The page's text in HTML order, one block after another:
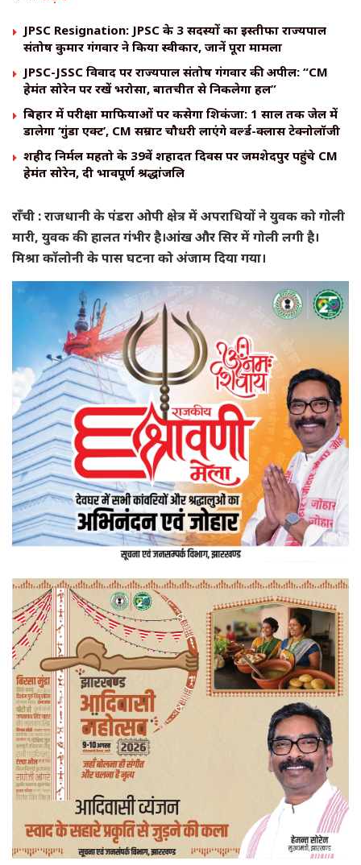
JPSC Resignation: JPSC के 3 सदस्यों का इस्तीफा राज्यपाल
संतोष कुमार गंगवार ने किया स्वीकार, जानें पूरा मामला
JPSC-JSSC विवाद पर राज्यपाल संतोष गंगवार की अपील: “CM
हेमंत सोरेन पर रखें भरोसा, बातचीत से निकलेगा हल”
बिहार में परीक्षा माफियाओं पर कसेगा शिकंजा: 1 साल तक जेल में
डालेगा ‘गुंडा एक्ट’, CM सम्राट चौधरी लाएंगे वर्ल्ड-क्लास टेक्नोलॉजी
शहीद निर्मल महतो के 39वें शहादत दिवस पर जमशेदपुर पहुंचे CM
हेमंत सोरेन, दी भावपूर्ण श्रद्धांजलि
राँची : राजधानी के पंडरा ओपी क्षेत्र में अपराधियों ने युवक को गोली
मारी, युवक की हालत गंभीर है।आंख और सिर में गोली लगी है।
मिश्रा कॉलोनी के पास घटना को अंजाम दिया गया।